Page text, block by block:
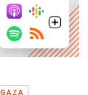
GAZA